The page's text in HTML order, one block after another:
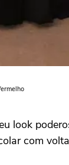
look
com